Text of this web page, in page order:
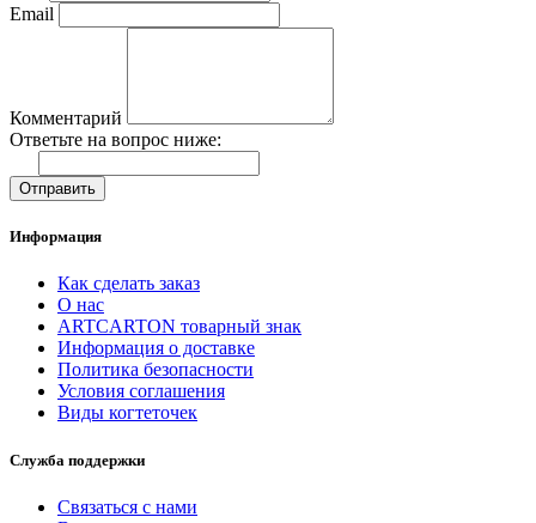
Email
Комментарий
Ответьте на вопрос ниже:
Отправить
Информация
Как сделать заказ
О нас
ARTCARTON товарный знак
Информация о доставке
Политика безопасности
Условия соглашения
Виды когтеточек
Служба поддержки
Связаться с нами